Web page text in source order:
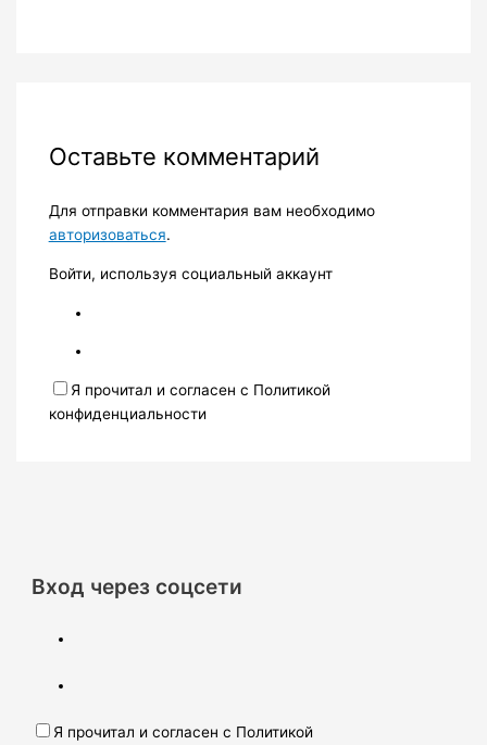
Оставьте комментарий
Для отправки комментария вам необходимо
авторизоваться.
Войти, используя социальный аккаунт
Я прочитал и согласен с Политикой
конфиденциальности
Вход через соцсети
Я прочитал и согласен с Политикой